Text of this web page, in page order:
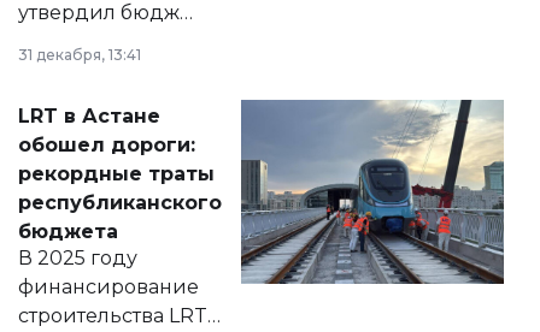
утвердил бюджет
города на 2026–
2028 годы.
документ
появился в базе
нормативных
правовых актов и
на сайте маслихат
города.
31 декабря, 13:41
LRT в Астане
обошел дороги:
рекордные траты
республиканского
бюджета
В 2025 году
финансирование
строительства LRT